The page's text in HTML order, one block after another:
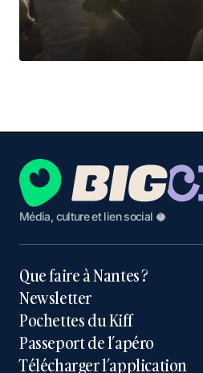
Média, culture et lien social 🥥
Que faire à Nantes ?
Newsletter
Pochettes du Kiff
Passeport de l’apéro
Télécharger l’application